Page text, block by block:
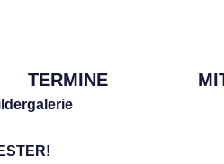
TERMINE